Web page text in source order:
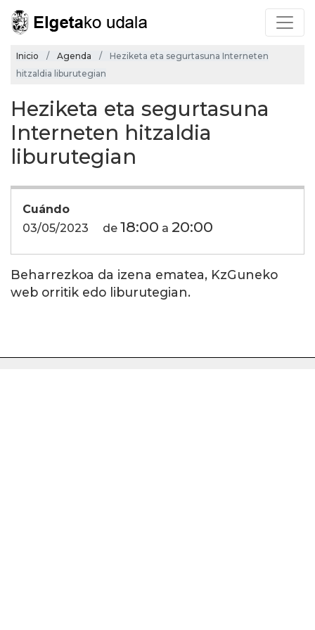
Inicio Agenda
Heziketa eta segurtasuna Interneten
hitzaldia liburutegian
Heziketa eta segurtasuna
Interneten hitzaldia
liburutegian
Cuándo
03/05/2023
de 18:00 a 20:00
Beharrezkoa da izena ematea, KzGuneko
web orritik edo liburutegian.